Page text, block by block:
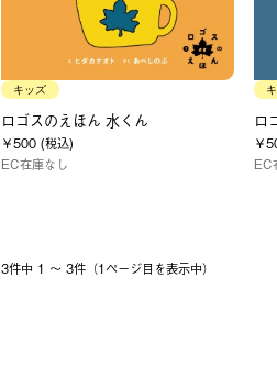
キッズ
ロゴスのえほん 水くん
￥500 (税込)
EC在庫なし
ロ
￥
EC
3件中 1 〜 3件（1ページ⽬を表⽰中）